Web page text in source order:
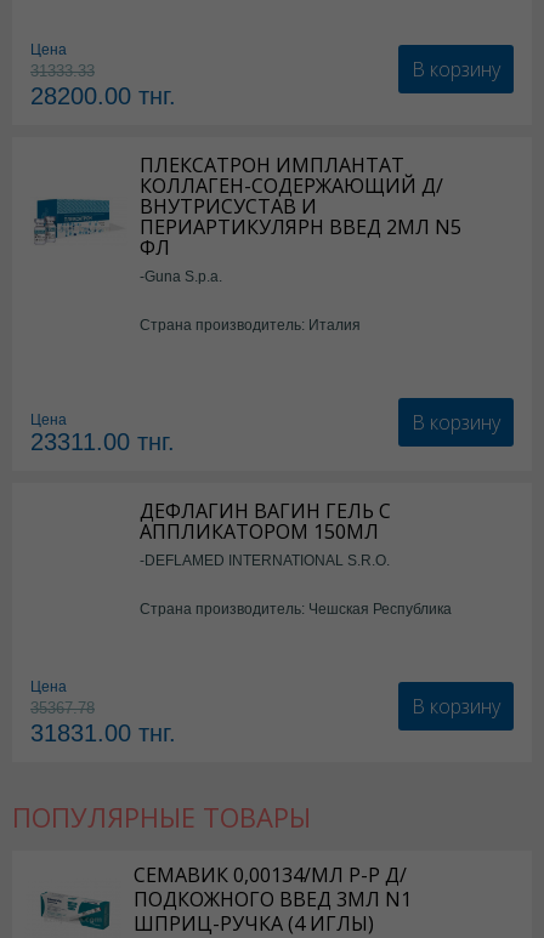
Цена
31333.33
28200.00 тнг.
В корзину
ПЛЕКСАТРОН ИМПЛАНТАТ
КОЛЛАГЕН-СОДЕРЖАЮЩИЙ Д/
ВНУТРИСУСТАВ И
ПЕРИАРТИКУЛЯРН ВВЕД 2МЛ N5
ФЛ
-Guna S.p.a.
Страна производитель: Италия
Цена
23311.00 тнг.
В корзину
ДЕФЛАГИН ВАГИН ГЕЛЬ С
АППЛИКАТОРОМ 150МЛ
-DEFLAMED INTERNATIONAL S.R.O.
Страна производитель: Чешская Республика
Цена
35367.78
31831.00 тнг.
В корзину
ПОПУЛЯРНЫЕ ТОВАРЫ
СЕМАВИК 0,00134/МЛ Р-Р Д/
ПОДКОЖНОГО ВВЕД 3МЛ N1
ШПРИЦ-РУЧКА (4 ИГЛЫ)